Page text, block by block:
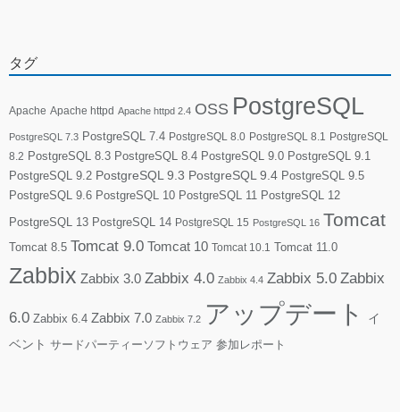
タグ
Apache Apache httpd Apache httpd 2.4 OSS PostgreSQL
PostgreSQL 7.3 PostgreSQL 7.4 PostgreSQL 8.0 PostgreSQL 8.1
PostgreSQL
8.2 PostgreSQL 8.3 PostgreSQL 8.4 PostgreSQL 9.0 PostgreSQL 9.1
PostgreSQL 9.2 PostgreSQL 9.3 PostgreSQL 9.4 PostgreSQL 9.5
PostgreSQL 9.6 PostgreSQL 10 PostgreSQL 11 PostgreSQL 12
PostgreSQL 13 PostgreSQL 14 PostgreSQL 15 PostgreSQL 16 Tomcat
Tomcat 8.5 Tomcat 9.0 Tomcat 10 Tomcat 10.1 Tomcat 11.0
Zabbix Zabbix 3.0 Zabbix 4.0 Zabbix 4.4 Zabbix 5.0 Zabbix
6.0 Zabbix 6.4 Zabbix 7.0 Zabbix 7.2 アップデート
イ
ベント サードパーティーソフトウェア 参加レポート